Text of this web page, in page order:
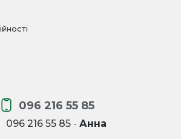
096 216 55 85
096 216 55 85 - Анна